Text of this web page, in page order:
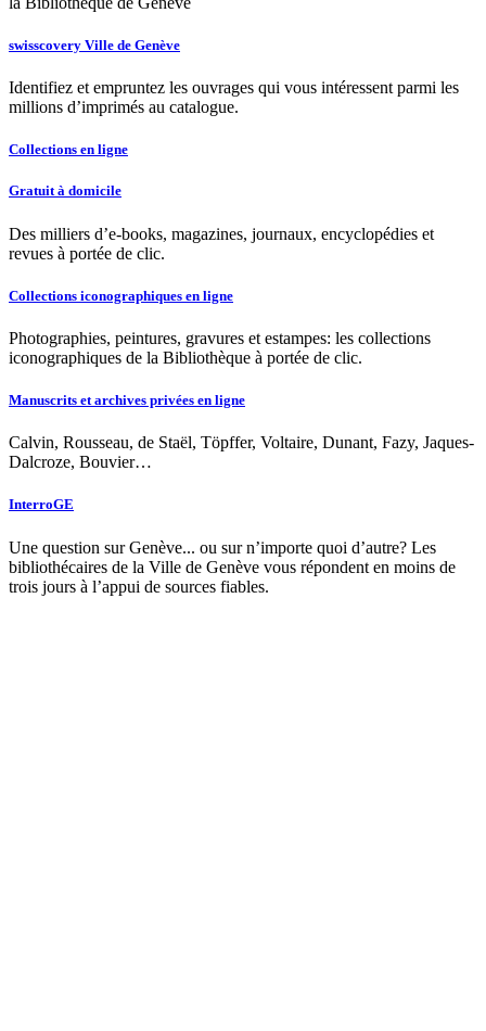
swisscovery Ville de Genève
Identifiez et empruntez les ouvrages qui vous intéressent parmi les
millions d’imprimés au catalogue.
Collections en ligne
Gratuit à domicile
Des milliers d’e-books, magazines, journaux, encyclopédies et
revues à portée de clic.
Collections iconographiques en ligne
Photographies, peintures, gravures et estampes: les collections
iconographiques de la Bibliothèque à portée de clic.
Manuscrits et archives privées en ligne
Calvin, Rousseau, de Staël, Töpffer, Voltaire, Dunant, Fazy, Jaques-
Dalcroze, Bouvier…
InterroGE
Une question sur Genève... ou sur n’importe quoi d’autre? Les
bibliothécaires de la Ville de Genève vous répondent en moins de
trois jours à l’appui de sources fiables.